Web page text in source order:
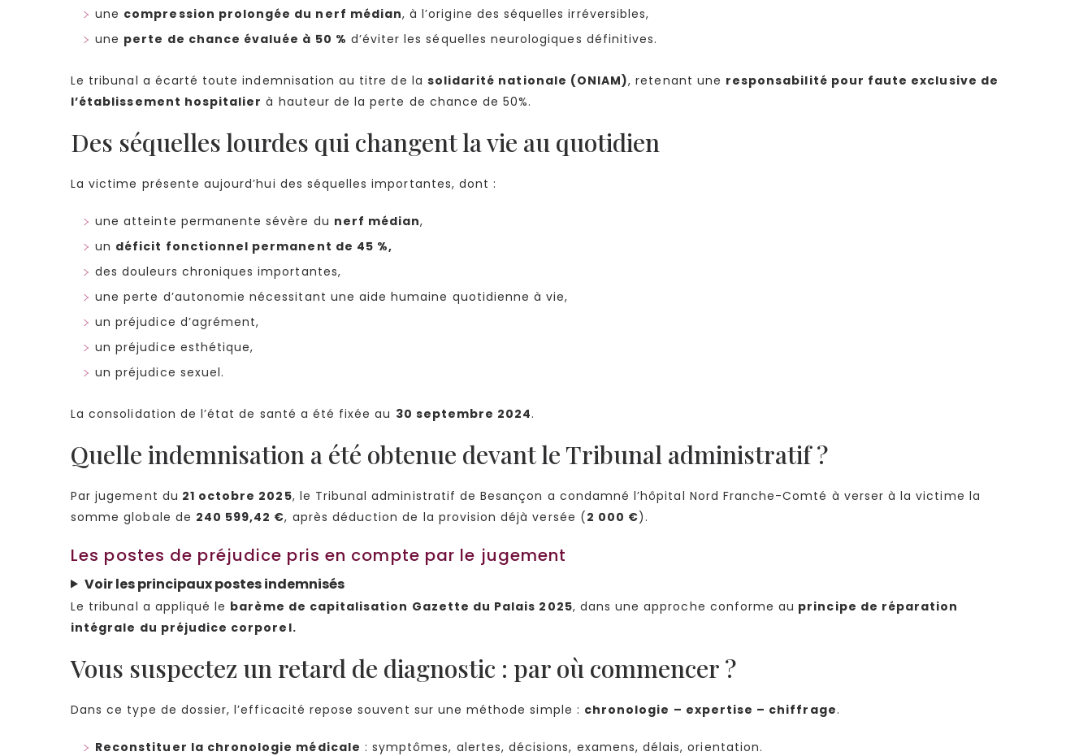
une compression prolongée du nerf médian, à l’origine des séquelles irréversibles,
une perte de chance évaluée à 50 % d’éviter les séquelles neurologiques définitives.
Le tribunal a écarté toute indemnisation au titre de la solidarité nationale (ONIAM), retenant une responsabilité pour faute exclusive de
l’établissement hospitalier à hauteur de la perte de chance de 50%.
Des séquelles lourdes qui changent la vie au quotidien
La victime présente aujourd’hui des séquelles importantes, dont :
une atteinte permanente sévère du nerf médian,
un déficit fonctionnel permanent de 45 %,
des douleurs chroniques importantes,
une perte d’autonomie nécessitant une aide humaine quotidienne à vie,
un préjudice d’agrément,
un préjudice esthétique,
un préjudice sexuel.
La consolidation de l’état de santé a été fixée au 30 septembre 2024.
Quelle indemnisation a été obtenue devant le Tribunal administratif ?
Par jugement du 21 octobre 2025, le Tribunal administratif de Besançon a condamné l’hôpital Nord Franche-Comté à verser à la victime la
somme globale de 240 599,42 €, après déduction de la provision déjà versée (2 000 €).
Les postes de préjudice pris en compte par le jugement
Voir les principaux postes indemnisés
Le tribunal a appliqué le barème de capitalisation Gazette du Palais 2025, dans une approche conforme au principe de réparation
intégrale du préjudice corporel.
Vous suspectez un retard de diagnostic : par où commencer ?
Dans ce type de dossier, l’efficacité repose souvent sur une méthode simple : chronologie – expertise – chiffrage.
Reconstituer la chronologie médicale : symptômes, alertes, décisions, examens, délais, orientation.